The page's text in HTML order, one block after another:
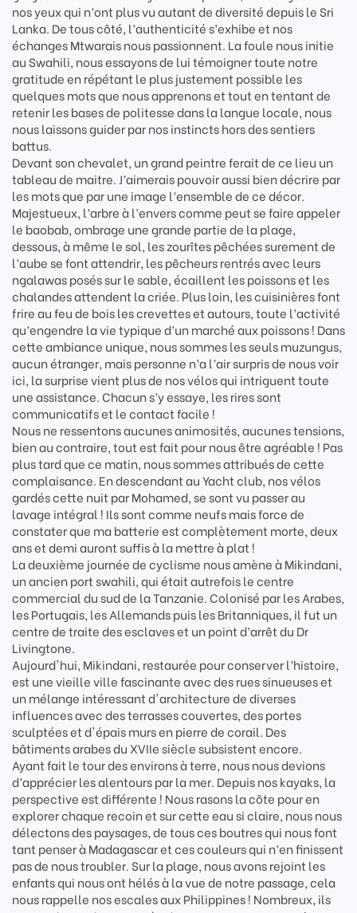
nos yeux qui n’ont plus vu autant de diversité depuis le Sri
Lanka. De tous côté, l’authenticité s’exhibe et nos
échanges Mtwarais nous passionnent. La foule nous initie
au Swahili, nous essayons de lui témoigner toute notre
gratitude en répétant le plus justement possible les
quelques mots que nous apprenons et tout en tentant de
retenir les bases de politesse dans la langue locale, nous
nous laissons guider par nos instincts hors des sentiers
battus.
Devant son chevalet, un grand peintre ferait de ce lieu un
tableau de maitre. J’aimerais pouvoir aussi bien décrire par
les mots que par une image l’ensemble de ce décor.
Majestueux, l’arbre à l’envers comme peut se faire appeler
le baobab, ombrage une grande partie de la plage,
dessous, à même le sol, les zourîtes pêchées surement de
l’aube se font attendrir, les pêcheurs rentrés avec leurs
ngalawas posés sur le sable, écaillent les poissons et les
chalandes attendent la criée. Plus loin, les cuisinières font
frire au feu de bois les crevettes et autours, toute l’activité
qu’engendre la vie typique d’un marché aux poissons ! Dans
cette ambiance unique, nous sommes les seuls muzungus,
aucun étranger, mais personne n’a l’air surpris de nous voir
ici, la surprise vient plus de nos vélos qui intriguent toute
une assistance. Chacun s’y essaye, les rires sont
communicatifs et le contact facile !
Nous ne ressentons aucunes animosités, aucunes tensions,
bien au contraire, tout est fait pour nous être agréable ! Pas
plus tard que ce matin, nous sommes attribués de cette
complaisance. En descendant au Yacht club, nos vélos
gardés cette nuit par Mohamed, se sont vu passer au
lavage intégral ! Ils sont comme neufs mais force de
constater que ma batterie est complètement morte, deux
ans et demi auront suffis à la mettre à plat !
La deuxième journée de cyclisme nous amène à Mikindani,
un ancien port swahili, qui était autrefois le centre
commercial du sud de la Tanzanie. Colonisé par les Arabes,
les Portugais, les Allemands puis les Britanniques, il fut un
centre de traite des esclaves et un point d’arrêt du Dr
Livingtone.
Aujourd'hui, Mikindani, restaurée pour conserver l’histoire,
est une vieille ville fascinante avec des rues sinueuses et
un mélange intéressant d'architecture de diverses
influences avec des terrasses couvertes, des portes
sculptées et d'épais murs en pierre de corail. Des
bâtiments arabes du XVIIe siècle subsistent encore.
Ayant fait le tour des environs à terre, nous nous devions
d’apprécier les alentours par la mer. Depuis nos kayaks, la
perspective est différente ! Nous rasons la côte pour en
explorer chaque recoin et sur cette eau si claire, nous nous
délectons des paysages, de tous ces boutres qui nous font
tant penser à Madagascar et ces couleurs qui n’en finissent
pas de nous troubler. Sur la plage, nous avons rejoint les
enfants qui nous ont hélés à la vue de notre passage, cela
nous rappelle nos escales aux Philippines ! Nombreux, ils